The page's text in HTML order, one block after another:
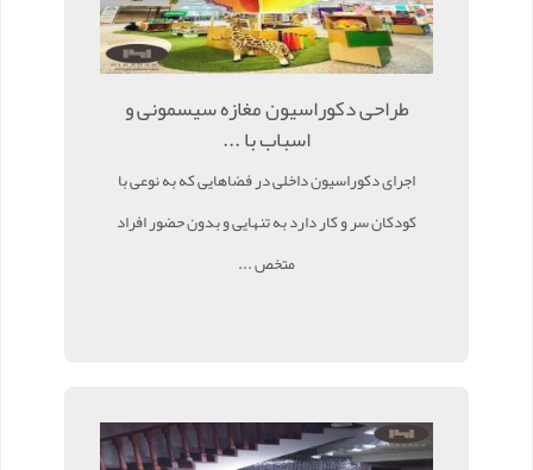
طراحی دکوراسیون مغازه سیسمونی و
اسباب با ...
اجرای دکوراسیون داخلی در فضاهایی که به نوعی با
کودکان سر و کار دارد به تنهایی و بدون حضور افراد
متخص ...